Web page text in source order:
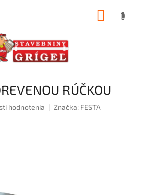
RÚČKOU
hodnotenia Značka: FESTA